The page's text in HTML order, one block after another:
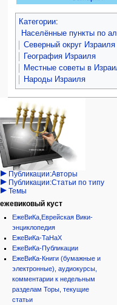
Категории:
Населённые пункты по
Северный округ Израиля
География Израиля
Местные советы в
Народы Израиля
Навигация
персональные инструменты
войти
запрос
учётной
записи
категории
Израиль:Страна и
государство
Иудаизм
Народ
Проекты
Проекты/Участники/
дополнения
Публикации:Авторы
Публикации:Статьи по типу
Темы
ежевиковый куст
ЕжеВиКа,Еврейская Вики-
энциклопедия
ЕжеВиКа-ТаНаХ
ЕжеВиКа-Публикации
ЕжеВиКа-Книги (бумажные и
электронные), аудиокурсы,
комментарии к недельным
разделам Торы, текущие
статьи